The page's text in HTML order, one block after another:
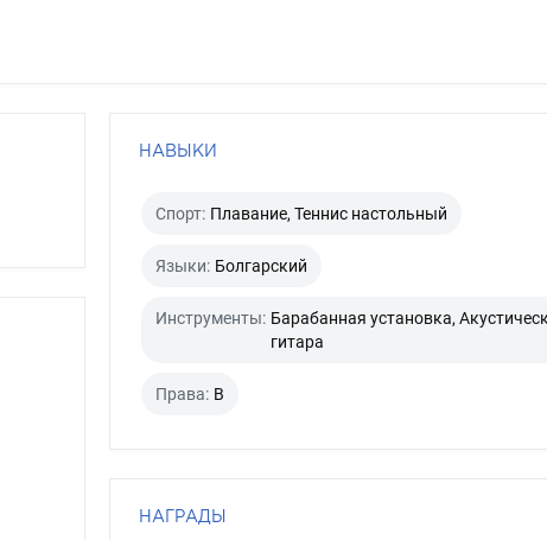
НАВЫКИ
Спорт: Плавание, Теннис настольный
Языки: Болгарский
Инструменты: Барабанная установка,
гитара
Права: B
НАГРАДЫ